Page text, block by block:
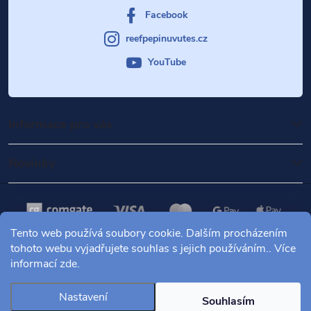
Tento web používá soubory cookie. Dalším procházením
tohoto webu vyjadřujete souhlas s jejich používáním.. Více
informacízde.
Nastavení Souhlasím
Facebook
reefpepinuvutes.cz
YouTube
Copyright 2026
vyhrazena.